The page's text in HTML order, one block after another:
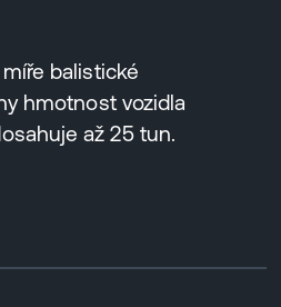
balistické
hmotnost vozidla
až 25 tun.